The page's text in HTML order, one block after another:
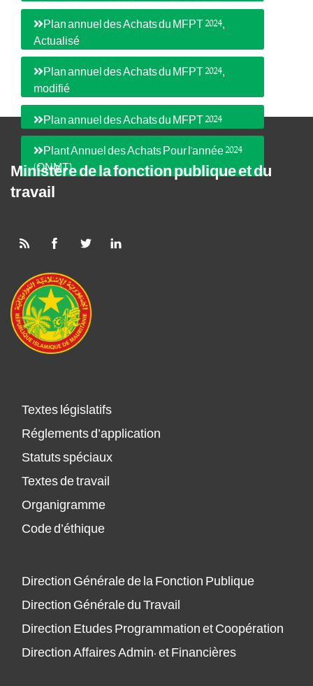
Plan annuel des Achats du MFPT 2024,
Actualisé
Plan annuel des Achats du MFPT 2024,
modifié
Plan annuel des Achats du MFPT 2024
Plant Annuel des Achats Pour l'année 2024
(ONMT)
Ministère de la fonction publique et du
travail
Textes législatifs
Réglements d’application
Statuts spéciaux
Textes de travail
Organigramme
Code d’éthique
Direction Générale de la Fonction Publique
Direction Générale du Travail
Direction Etudes Programmation et Coopération
Direction Affaires Admin. et Financières